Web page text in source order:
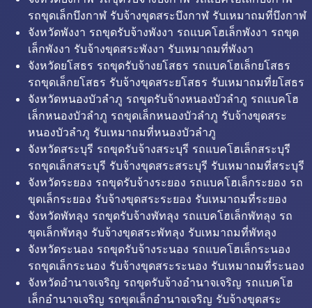
รถขุดเล็กบึงกาฬ รับจ้างขุดสระบึงกาฬ รับเหมาถมที่บึงกาฬ
จังหวัดพังงา รถขุดรับจ้างพังงา รถแบคโฮเล็กพังงา รถขุด
เล็กพังงา รับจ้างขุดสระพังงา รับเหมาถมที่พังงา
จังหวัดยโสธร รถขุดรับจ้างยโสธร รถแบคโฮเล็กยโสธร
รถขุดเล็กยโสธร รับจ้างขุดสระยโสธร รับเหมาถมที่ยโสธร
จังหวัดหนองบัวลำภู รถขุดรับจ้างหนองบัวลำภู รถแบคโฮ
เล็กหนองบัวลำภู รถขุดเล็กหนองบัวลำภู รับจ้างขุดสระ
หนองบัวลำภู รับเหมาถมที่หนองบัวลำภู
จังหวัดสระบุรี รถขุดรับจ้างสระบุรี รถแบคโฮเล็กสระบุรี
รถขุดเล็กสระบุรี รับจ้างขุดสระสระบุรี รับเหมาถมที่สระบุรี
จังหวัดระยอง รถขุดรับจ้างระยอง รถแบคโฮเล็กระยอง รถ
ขุดเล็กระยอง รับจ้างขุดสระระยอง รับเหมาถมที่ระยอง
จังหวัดพัทลุง รถขุดรับจ้างพัทลุง รถแบคโฮเล็กพัทลุง รถ
ขุดเล็กพัทลุง รับจ้างขุดสระพัทลุง รับเหมาถมที่พัทลุง
จังหวัดระนอง รถขุดรับจ้างระนอง รถแบคโฮเล็กระนอง
รถขุดเล็กระนอง รับจ้างขุดสระระนอง รับเหมาถมที่ระนอง
จังหวัดอำนาจเจริญ รถขุดรับจ้างอำนาจเจริญ รถแบคโฮ
เล็กอำนาจเจริญ รถขุดเล็กอำนาจเจริญ รับจ้างขุดสระ